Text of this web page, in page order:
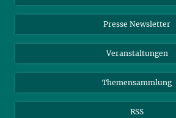
Meldestelle Fehlverhalten
YouTube
Presse Newsletter
Veranstaltungen
Themensammlung
RSS